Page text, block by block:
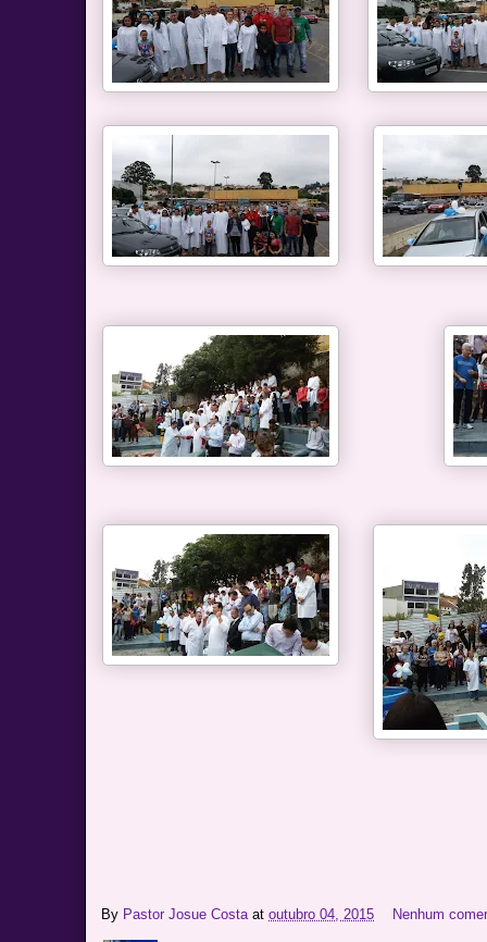
By Pastor Josue Costa atoutubro 04, 2015 Nenhum